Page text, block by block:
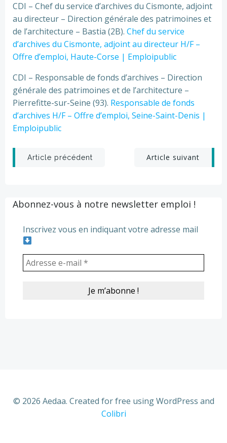
CDI – Chef du service d’archives du Cismonte, adjoint
au directeur – Direction générale des patrimoines et
de l’architecture – Bastia (2B). Chef du service
d’archives du Cismonte, adjoint au directeur H/F –
Offre d’emploi, Haute-Corse | Emploipublic
CDI – Responsable de fonds d’archives – Direction
générale des patrimoines et de l’architecture –
Pierrefitte-sur-Seine (93). Responsable de fonds
d’archives H/F – Offre d’emploi, Seine-Saint-Denis |
Emploipublic
Post
Article précédent
PostArticle suivant
Abonnez-vous à notre newsletter emploi !
Inscrivez vous en indiquant votre adresse mail
© 2026 Aedaa. Created for free using WordPress and
Colibri